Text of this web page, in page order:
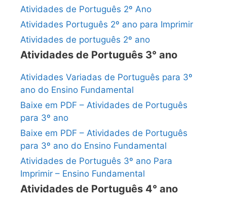
Atividades de Português 2º Ano
Atividades Português 2º ano para Imprimir
Atividades de português 2º ano
Atividades de Português 3° ano
Atividades Variadas de Português para 3º
ano do Ensino Fundamental
Baixe em PDF – Atividades de Português
para 3º ano
Baixe em PDF – Atividades de Português
para 3º ano do Ensino Fundamental
Atividades de Português 3º ano Para
Imprimir – Ensino Fundamental
Atividades de Português 4° ano